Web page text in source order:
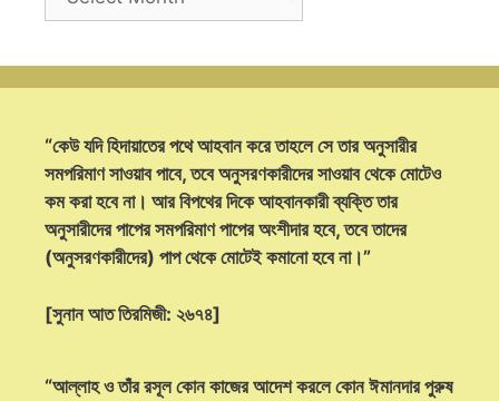
“কেউ যদি হিদায়াতের পথে আহবান করে তাহলে সে তার অনুসারীর
সমপরিমাণ সাওয়াব পাবে, তবে অনুসরণকারীদের সাওয়াব থেকে মোটেও
কম করা হবে না। আর বিপথের দিকে আহবানকারী ব্যক্তি তার
অনুসারীদের পাপের সমপরিমাণ পাপের অংশীদার হবে, তবে তাদের
(অনুসরণকারীদের) পাপ থেকে মোটেই কমানো হবে না।”
[সুনান আত তিরমিজী: ২৬৭৪]
“আল্লাহ ও তাঁর রসূল কোন কাজের আদেশ করলে কোন ঈমানদার পুরুষ